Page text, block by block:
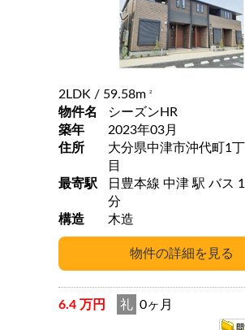
2LDK / 59.58m 2
物件名
シーズンHR
築年
2023年03月
住所
大分県中津市沖代町1丁
目
最寄駅
日豊本線 中津 駅 バス 12
分
構造
木造
6.4 万円 礼 0ヶ月